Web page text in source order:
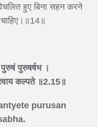
हुए बिना सहन करने
पुरुषर्षभ ।
कल्पते ॥2.15॥
purusan